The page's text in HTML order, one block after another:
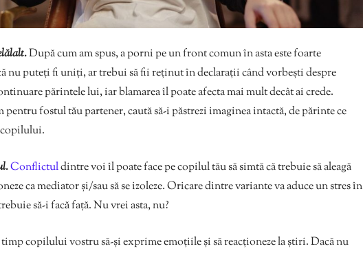
După cum am spus, a porni pe un front comun în asta este foarte
nu puteți fi uniți, ar trebui să fii reținut în declarații când vorbești despre
părintele lui, iar blamarea îl poate afecta mai mult decât ai crede.
fostul tău partener, caută să-i păstrezi imaginea intactă, de părinte ce
Conflictuldintre voi îl poate face pe copilul tău să simtă că trebuie să aleagă
ca mediator și/sau să se izoleze. Oricare dintre variante va aduce un stres în
să-i facă față. Nu vrei asta, nu?
copilului vostru să-și exprime emoțiile și să reacționeze la știri. Dacă nu